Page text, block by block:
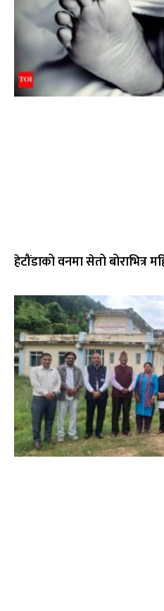
हेटौंडाको वनमा सेतो बोराभित्र